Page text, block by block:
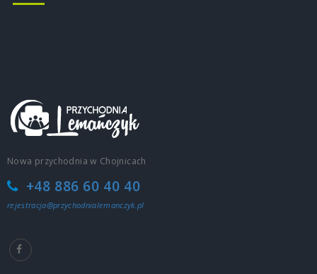
Nowa przychodnia w Chojnicach
+48 886 60 40 40
rejestracja@przychodnialemanczyk.pl